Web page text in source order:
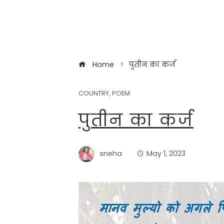
Home पुतीन का कर्ज
COUNTRY, POEM
पुतीन का कर्ज
sneha May 1, 2023